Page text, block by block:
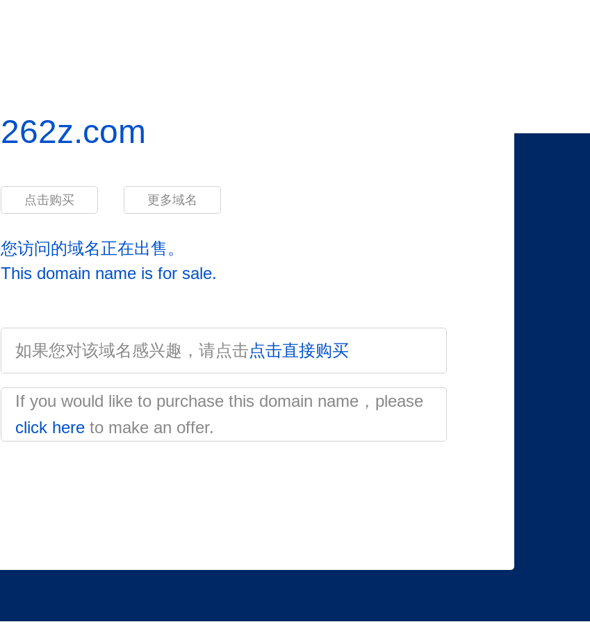
262z.com
点击购买 更多域名
您访问的域名正在出售。
This domain name is for sale.
如果您对该域名感兴趣，请点击点击直接购买
If you would like to purchase this domain name，please
click here to make an offer.